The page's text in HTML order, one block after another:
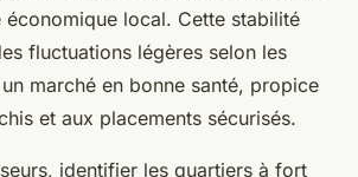
économique local. Cette stabilité
fluctuations légères selon les
marché en bonne santé, propice
et aux placements sécurisés.
identifier les quartiers à fort